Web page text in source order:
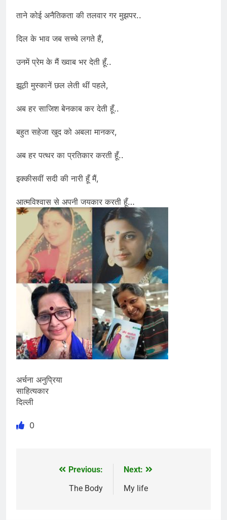
ताने कोई अनैतिकता की तलवार गर मुझपर..
दिल के भाव जब सच्चे लगते हैं,
उनमें प्रेम के मैं ख्वाब भर देती हूँ..
झूठी मुस्कानें छल लेती थीं पहले,
अब हर साजिश बेनकाब कर देती हूँ..
बहुत सहेजा खुद को अबला मानकर,
अब हर पत्थर का प्रतिकार करती हूँ..
इक्कीसवीं सदी की नारी हूँ मैं,
आत्मविश्वास से अपनी जयकार करती हूँ…
अर्चना अनुप्रिया
साहित्यकार
दिल्ली
0
navigation
Previous:
The Body
Next:
My life